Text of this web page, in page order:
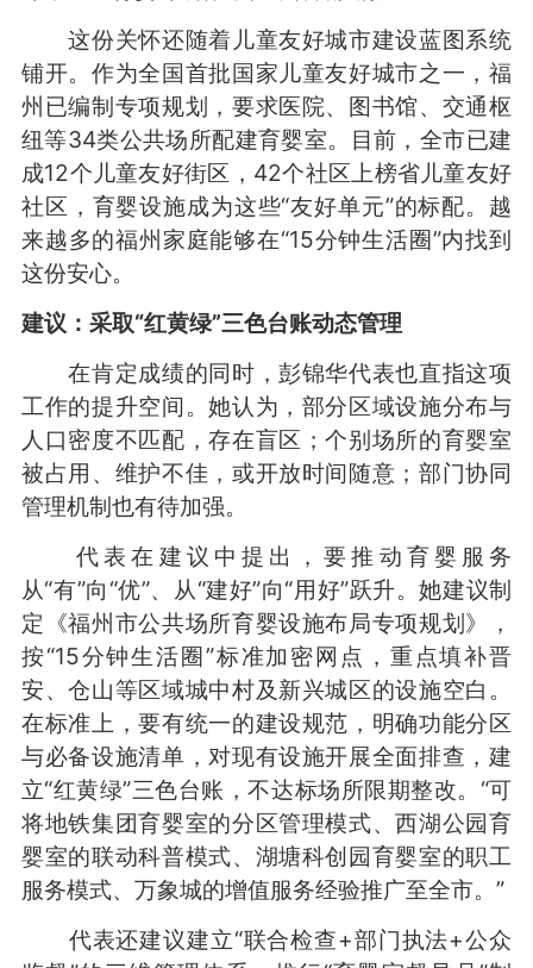
这份关怀还随着儿童友好城市建设蓝图系统
铺开。作为全国首批国家儿童友好城市之一，福
州已编制专项规划，要求医院、图书馆、交通枢
纽等34类公共场所配建育婴室。目前，全市已建
成12个儿童友好街区，42个社区上榜省儿童友好
社区，育婴设施成为这些“友好单元”的标配。越
来越多的福州家庭能够在“15分钟生活圈”内找到
这份安心。
建议： 采取“红黄绿”三色台账动态管理
在肯定成绩的同时，彭锦华代表也直指这项
工作的提升空间。她认为，部分区域设施分布与
人口密度不匹配，存在盲区；个别场所的育婴室
被占用、维护不佳，或开放时间随意；部门协同
管理机制也有待加强。
代表在建议中提出，要推动育婴服务
从“有”向“优”、从“建好”向“用好”跃升。她建议制
定《福州市公共场所育婴设施布局专项规划》，
按“15分钟生活圈”标准加密网点，重点填补晋
安、仓山等区域城中村及新兴城区的设施空白。
在标准上，要有统一的建设规范，明确功能分区
与必备设施清单，对现有设施开展全面排查，建
立“红黄绿”三色台账，不达标场所限期整改。“可
将地铁集团育婴室的分区管理模式、西湖公园育
婴室的联动科普模式、湖塘科创园育婴室的职工
服务模式、万象城的增值服务经验推广至全市。”
代表还建议建立“联合检查+部门执法+公众